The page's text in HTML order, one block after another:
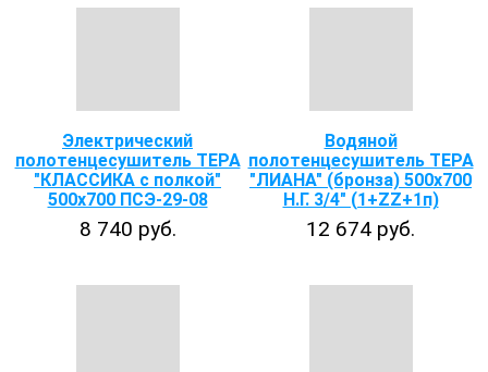
Электрический
полотенцесушитель ТЕРА
"КЛАССИКА с полкой"
500х700 ПСЭ-29-08
8 740 руб.
Водяной
полотенцесушитель ТЕРА
"ЛИАНА" (бронза) 500х700
Н.Г. 3/4" (1+ZZ+1п)
12 674 руб.